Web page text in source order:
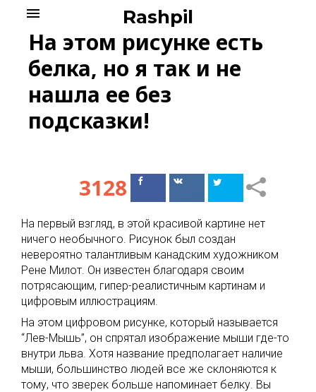
content
Rashpil
menu
На этом рисунке есть
белка, но я так и не
нашла ее без
подсказки!
3128
ПоделитьсяПоделиться
На первый взгляд, в этой красивой картине нет
ничего необычного. Рисунок был создан
невероятно талантливым канадским художником
Рене Милот. Он известен благодаря своим
потрясающим, гипер-реалистичным картинам и
цифровым иллюстрациям.
На этом цифровом рисунке, который называется
“Лев-Мышь”, он спрятал изображение мыши где-то
внутри льва. Хотя название предполагает наличие
мыши, большинство людей все же склоняются к
тому, что зверек больше напоминает белку. Вы